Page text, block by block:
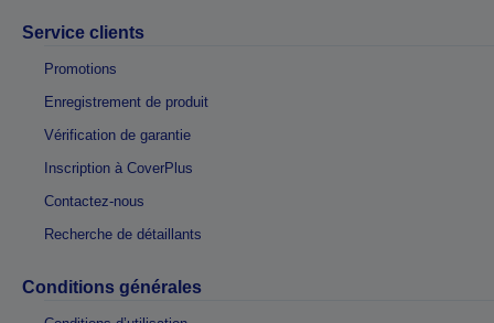
Service clients
Promotions
Enregistrement de produit
Vérification de garantie
Inscription à CoverPlus
Contactez-nous
Recherche de détaillants
Conditions générales